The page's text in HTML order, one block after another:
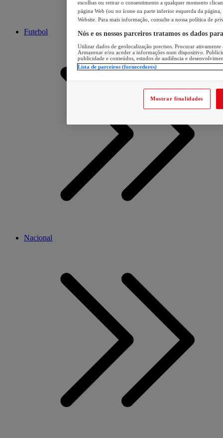
Futebol
Nacional
escolhas ou retirar o consentimento a qualquer momento
página Web (ou no ícone na parte inferior esquerda da página,
Website. Para mais informação, consulte a nossa política de
Nós e os nossos parceiros tratamos os dados
Utilizar dados de geolocalização precisos. Procurar
Armazenar e/ou aceder a informações num dispositivo.
publicidade e conteúdos, estudos de audiência e
Lista de parceiros (fornecedores)
Mostrar finalidades